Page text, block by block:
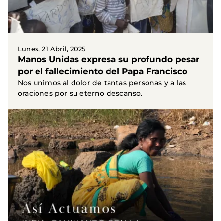
Lunes, 21 Abril, 2025
Manos Unidas expresa su profundo pesar
por el fallecimiento del Papa Francisco
Nos unimos al dolor de tantas personas y a las
oraciones por su eterno descanso.